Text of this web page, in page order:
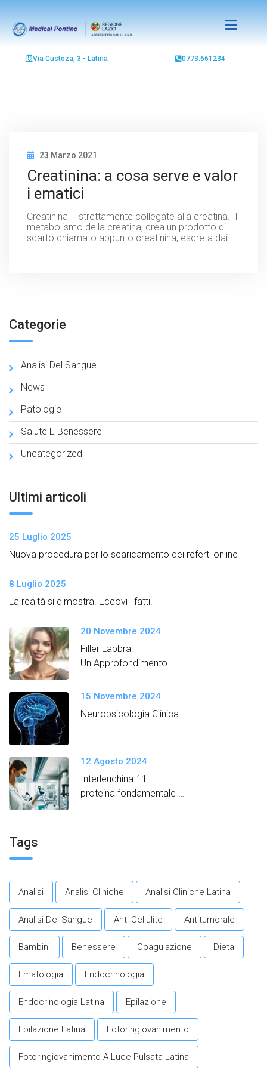
0773.661234
Via Custoza, 3 - Latina
23 Marzo 2021
Creatinina: a cosa serve e valor
i ematici
Creatinina – strettamente collegate alla creatina. Il
metabolismo della creatina, crea un prodotto di
scarto chiamato appunto creatinina, escreta dai…
Categorie
Analisi Del Sangue
News
Patologie
Salute E Benessere
Uncategorized
Ultimi articoli
25 Luglio 2025
Nuova procedura per lo scaricamento dei referti online
8 Luglio 2025
La realtà si dimostra. Eccovi i fatti!
20 Novembre 2024
Filler Labbra:
Un Approfondimento
15 Novembre 2024
Neuropsicologia Clinica
12 Agosto 2024
Interleuchina-11:
proteina fondamentale
Tags
Analisi Analisi Cliniche Analisi Cliniche Latina
Analisi Del Sangue Anti Cellulite Antitumorale
Bambini Benessere Coagulazione Dieta
Ematologia Endocrinologia
Endocrinologia Latina Epilazione
Epilazione Latina Fotoringiovanimento
Fotoringiovanimento A Luce Pulsata Latina